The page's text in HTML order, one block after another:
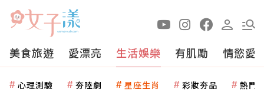
美食旅遊 愛漂亮 生活娛樂 有肌勵 情慾愛
心理測驗 夯陸劇 星座生肖 彩妝夯品 熱門